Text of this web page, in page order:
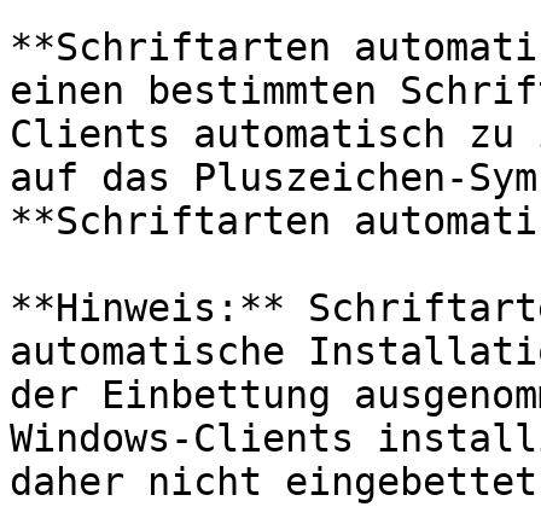
**Schriftarten
einen bestimmten
Clients automatisch
auf das Pluszeichen-
**Schriftarten
**Hinweis:**
automatische
der Einbettung
Windows-Clients
daher nicht eingebettet